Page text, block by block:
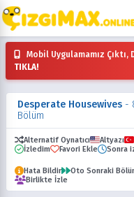
Mobil Uygulamamız
TIKLA!
Desperate Housewives -
Bölüm
Alternatif Oynatıcı Altyazı
İzledim
Favori Ekle Sonra
Hata Bildir Oto Sonraki
Birlikte İzle